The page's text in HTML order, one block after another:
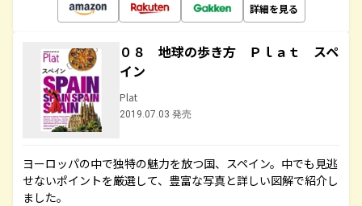
詳細を見る
０８ 地球の歩き方 Ｐｌａｔ スペ
イン
Plat
2019.07.03 発売
ヨーロッパの中で独特の魅力を放つ国、スペイン。中でも見逃
せないポイントを厳選して、豊富な写真と詳しい図解で紹介し
ました。